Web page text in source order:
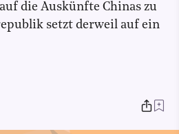
die Auskünfte Chinas zu
setzt derweil auf ein